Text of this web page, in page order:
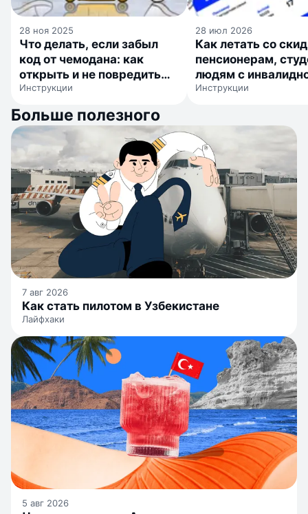
28 ноя 2025
Что делать, если забыл
код от чемодана: как
открыть и не повредить
замок
Инструкции
28 июл 2026
Как летать со
пенсионерам,
людям с
детям
Инструкции
Больше полезного
7 авг 2026
Как стать пилотом в Узбекистане
Лайфхаки
5 авг 2026